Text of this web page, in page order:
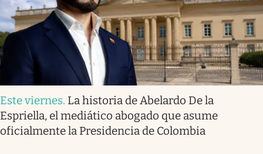
Este viernes. La historia de Abelardo De la
Espriella, el mediático abogado que asume
oficialmente la Presidencia de Colombia